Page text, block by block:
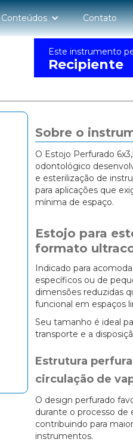
Conteúdos Contato
Este instrumento
Recipiente
Sobre o
O Estojo Perfurado
odontológico
e esterilização de
para aplicações que
mínima de espaço.
Estojo para
formato
Indicado para
específicos ou de
dimensões reduzidas
funcional em espaços
Seu tamanho é ideal
transporte e a
Estrutura
circulação de
O design perfurado
durante o processo de
contribuindo para
instrumentos.